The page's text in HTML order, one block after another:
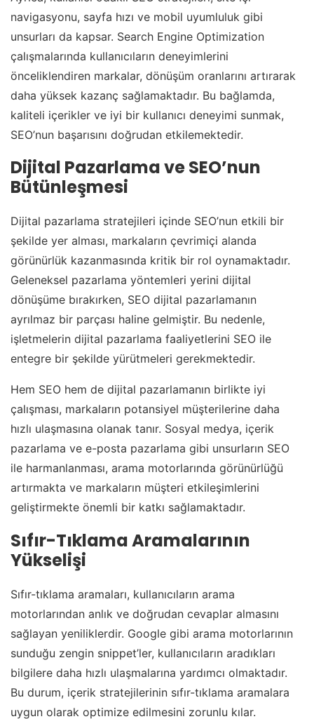
navigasyonu, sayfa hızı ve mobil uyumluluk gibi
unsurları da kapsar. Search Engine Optimization
çalışmalarında kullanıcıların deneyimlerini
önceliklendiren markalar, dönüşüm oranlarını artırarak
daha yüksek kazanç sağlamaktadır. Bu bağlamda,
kaliteli içerikler ve iyi bir kullanıcı deneyimi sunmak,
SEO’nun başarısını doğrudan etkilemektedir.
Dijital Pazarlama ve SEO’nun
Bütünleşmesi
Dijital pazarlama stratejileri içinde SEO’nun etkili bir
şekilde yer alması, markaların çevrimiçi alanda
görünürlük kazanmasında kritik bir rol oynamaktadır.
Geleneksel pazarlama yöntemleri yerini dijital
dönüşüme bırakırken, SEO dijital pazarlamanın
ayrılmaz bir parçası haline gelmiştir. Bu nedenle,
işletmelerin dijital pazarlama faaliyetlerini SEO ile
entegre bir şekilde yürütmeleri gerekmektedir.
Hem SEO hem de dijital pazarlamanın birlikte iyi
çalışması, markaların potansiyel müşterilerine daha
hızlı ulaşmasına olanak tanır. Sosyal medya, içerik
pazarlama ve e-posta pazarlama gibi unsurların SEO
ile harmanlanması, arama motorlarında görünürlüğü
artırmakta ve markaların müşteri etkileşimlerini
geliştirmekte önemli bir katkı sağlamaktadır.
Sıfır-Tıklama Aramalarının
Yükselişi
Sıfır-tıklama aramaları, kullanıcıların arama
motorlarından anlık ve doğrudan cevaplar almasını
sağlayan yeniliklerdir. Google gibi arama motorlarının
sunduğu zengin snippet’ler, kullanıcıların aradıkları
bilgilere daha hızlı ulaşmalarına yardımcı olmaktadır.
Bu durum, içerik stratejilerinin sıfır-tıklama aramalara
uygun olarak optimize edilmesini zorunlu kılar.